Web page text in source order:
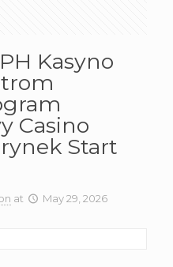
Kasyno
Casino
rynek Start
at May 29, 2026